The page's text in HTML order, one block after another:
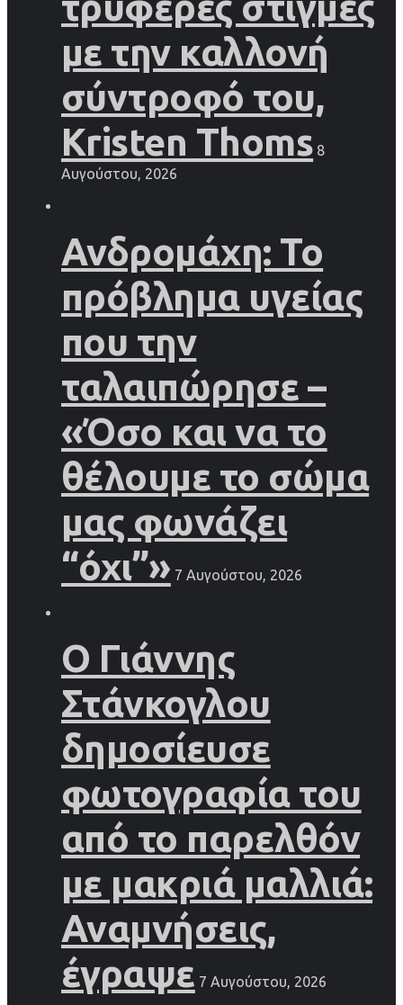
με την καλλονή
σύντροφό του,
Kristen Thoms 8
Αυγούστου, 2026
Ανδρομάχη: Το
πρόβλημα υγείας
που την
ταλαιπώρησε –
«Όσο και να το
θέλουμε το σώμα
μας φωνάζει
“όχι”» 7 Αυγούστου, 2026
Ο Γιάννης
Στάνκογλου
δημοσίευσε
φωτογραφία του
από το παρελθόν
με μακριά μαλλιά:
Αναμνήσεις,
έγραψε 7 Αυγούστου, 2026